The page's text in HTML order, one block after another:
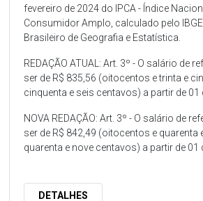
fevereiro de 2024 do IPCA - Índice
Consumidor Amplo, calculado pelo
Brasileiro de Geografia e Estatística.
REDAÇÃO ATUAL: Art. 3º - O salário de
ser de R$ 835,56 (oitocentos e trinta e
cinquenta e seis centavos) a partir de 01
NOVA REDAÇÃO: Art. 3º - O salário de
ser de R$ 842,49 (oitocentos e quarenta
quarenta e nove centavos) a partir de 01
DETALHES